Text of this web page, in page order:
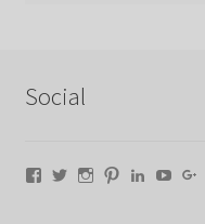
Social
Facebook
TwitterInstagram
PinterestLinkedIn